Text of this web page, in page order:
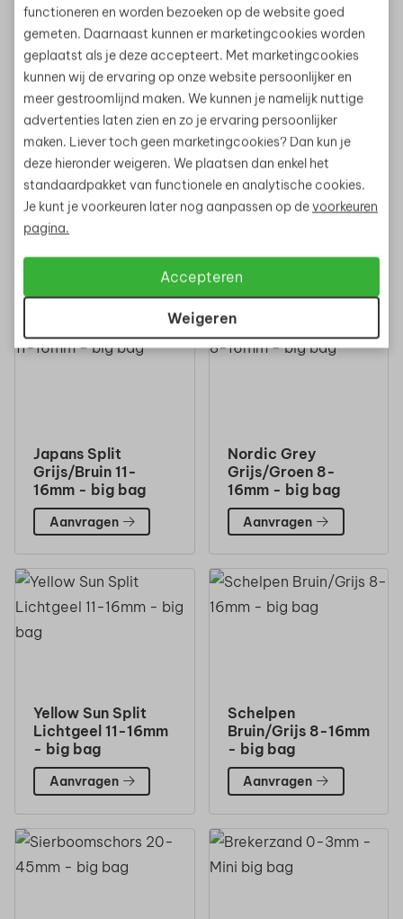
Aanvragen Aanvragen
Grind Wit 8-16mm
- big bag
Aanvragen
Grind Wit 16-
Aanvragen
Japans Split
Grijs/Bruin 11-
16mm - big bag
Aanvragen
Nordic Grey
Grijs/Groen 8-
16mm - big bag
Aanvragen
Yellow Sun Split
Lichtgeel 11-16mm
- big bag
Aanvragen
Schelpen
Bruin/Grijs 8-16mm
- big bag
Aanvragen
functioneren en worden bezoeken op de website goed
gemeten. Daarnaast kunnen er marketingcookies worden
geplaatst als je deze accepteert. Met marketingcookies
kunnen wij de ervaring op onze website persoonlijker en
meer gestroomlijnd maken. We kunnen je namelijk nuttige
advertenties laten zien en zo je ervaring persoonlijker
maken. Liever toch geen marketingcookies? Dan kun je
deze hieronder weigeren. We plaatsen dan enkel het
standaardpakket van functionele en analytische cookies.
Je kunt je voorkeuren later nog aanpassen op devoorkeuren
pagina.
Accepteren
Weigeren